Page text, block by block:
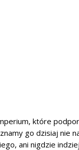
które
go dzisiaj nie
ani nigdzie